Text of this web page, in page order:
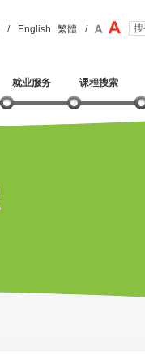
/ English 繁體 /
就业服务 课程搜索